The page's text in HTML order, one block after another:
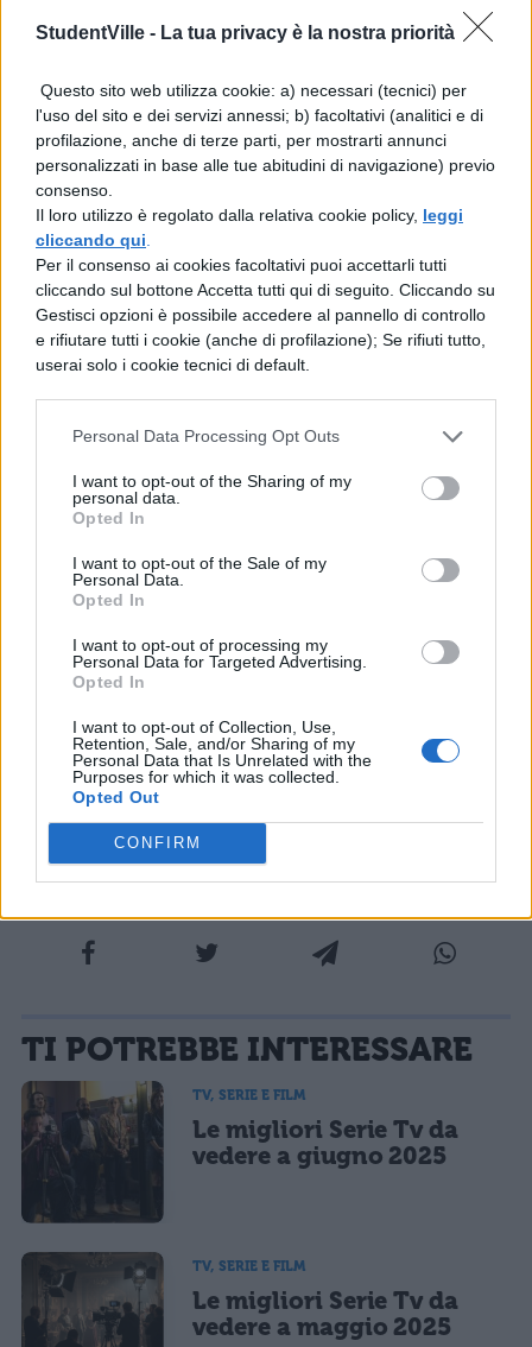
StudentVille - La tua privacy è la nostra priorità
Questo sito web utilizza cookie: a) necessari (tecnici) per
l'uso del sito e dei servizi annessi; b) facoltativi (analitici e di
profilazione, anche di terze parti, per mostrarti annunci
personalizzati in base alle tue abitudini di navigazione) previo
consenso.
Il loro utilizzo è regolato dalla relativa cookie policy, leggi
cliccando qui
Per il consenso ai cookies facoltativi puoi accettarli tutti
cliccando sul bottone Accetta tutti qui di seguito. Cliccando su
Gestisci opzioni è possibile accedere al pannello di controllo
e rifiutare tutti i cookie (anche di profilazione); Se rifiuti tutto,
userai solo i cookie tecnici di default.
Personal Data Processing Opt Outs
I want to opt-out of the Sharing of my
personal data.
Opted In
I want to opt-out of the Sale of my
Personal Data.
Opted In
I want to opt-out of processing my
Personal Data for Targeted Advertising.
Opted In
I want to opt-out of Collection, Use,
Retention, Sale, and/or Sharing of my
Personal Data that Is Unrelated with the
Purposes for which it was collected.
Opted Out
CONFIRM
complicare la situazione vi è però il fatto che
molto tempo. Come si evolverà dunque
questa situazione?
Per gli inguaribili amanti degli
shojo
e delle
storie romantichee adolescenziali, si tratta
di un manga davvero da non perdere! Detto
questo, non ci rimane che attendere ulteriori
dettagli e aggiornamenti in merito al nuovo
live actionin uscita!
Non dimenticate di scaricare la Blogo
nostri contenuti. E’ disponibile su
Google Play ed è gratuita.
ANN
COMMENTI
sarà pubblicata. Dichiari di avere preso visione e di accettare quanto previsto dalla
informativa privacy. Pubblicando questo commento dai il consenso affinché un cookie
salvi i tuoi dati (nome, email) per il prossimo commento.
Ho letto e acconsento l'informativasulla privacy
CONFERMA E PUBBLICA
TI POTREBBE INTERESSARE
TV, SERIE E FILM
Le migliori Serie Tv da
vedere a giugno 2025
TV, SERIE E FILM
Le migliori Serie Tv da
vedere a maggio 2025